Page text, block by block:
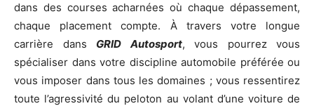
dans des courses acharnées où chaque dépassement,
chaque placement compte. À travers votre longue
carrière dans GRID Autosport, vous pourrez vous
spécialiser dans votre discipline automobile préférée ou
vous imposer dans tous les domaines ; vous ressentirez
toute l’agressivité du peloton au volant d’une voiture de